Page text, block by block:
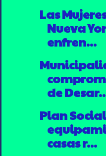
Las
Nueva
enfren...
de
Plan
casas r...